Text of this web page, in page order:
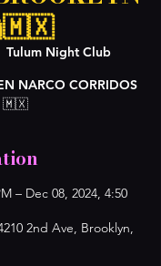
Tulum Night Club
NARCO CORRIDOS
🇲🇽
– Dec 08, 2024, 4:50
2nd Ave, Brooklyn,